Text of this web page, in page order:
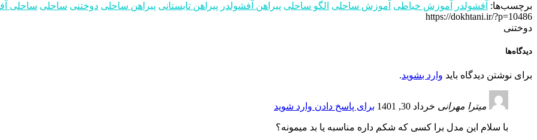
برچسب‌ها: آفشولدر آموزش خیاطی آموزش ساحلی الگو ساحلی پیراهن آفشولدر پیراهن تابستانی پیراهن ساحلی دوختنی ساحلی ساحلی
https://dokhtani.ir/?p=10486
دوختنی
دیدگاه‌ها
برای نوشتن دیدگاه باید وارد بشوید.
میترا مهرانی خرداد 30, 1401 برای پاسخ دادن وارد شوید
با سلام این مدل برا کسی که شکم داره مناسبه یا بد میمونه؟